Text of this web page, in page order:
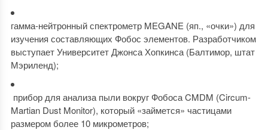
гамма-нейтронный спектрометр MEGANE (яп., «очки») для
изучения составляющих Фобос элементов. Разработчиком
выступает Университет Джонса Хопкинса (Балтимор, штат
Мэриленд);
прибор для анализа пыли вокруг Фобоса CMDM (Circum-
Martian Dust Monitor), который «займется» частицами
размером более 10 микрометров;